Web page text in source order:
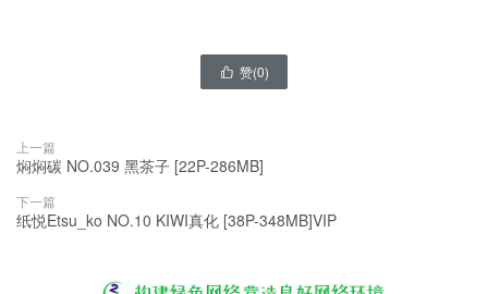
 赞(0)
上一篇
焖焖碳 NO.039 黑茶子 [22P-286MB]
下一篇
纸悦Etsu_ko NO.10 KIWI真化 [38P-348MB]VIP